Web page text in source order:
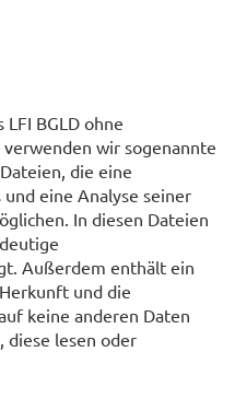
BGLD ohne
wir sogenannte
die eine
eine Analyse seiner
In diesen Dateien
Außerdem enthält ein
und die
keine anderen Daten
diese lesen oder